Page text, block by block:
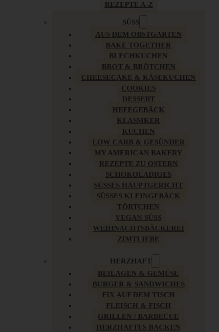
REZEPTE A-Z
SÜSS
AUS DEM OBSTGARTEN
BAKE TOGETHER
BLECHKUCHEN
BROT & BRÖTCHEN
CHEESECAKE & KÄSEKUCHEN
COOKIES
DESSERT
HEFEGEBÄCK
KLASSIKER
KUCHEN
LOW CARB & GESÜNDER
MY AMERICAN BAKERY
REZEPTE ZU OSTERN
SCHOKOLADIGES
SÜSSES HAUPTGERICHT
SÜSSES KLEINGEBÄCK
TÖRTCHEN
VEGAN SÜSS
WEIHNACHTSBÄCKEREI
ZIMTLIEBE
HERZHAFT
BEILAGEN & GEMÜSE
BURGER & SANDWICHES
FIX AUF DEM TISCH
FLEISCH & FISCH
GRILLEN / BARBECUE
HERZHAFTES BACKEN